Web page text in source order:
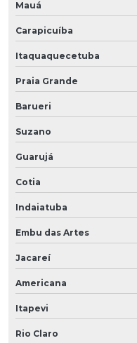
Mauá
Carapicuíba
Itaquaquecetuba
Praia Grande
Barueri
Suzano
Guarujá
Cotia
Indaiatuba
Embu das Artes
Jacareí
Americana
Itapevi
Rio Claro